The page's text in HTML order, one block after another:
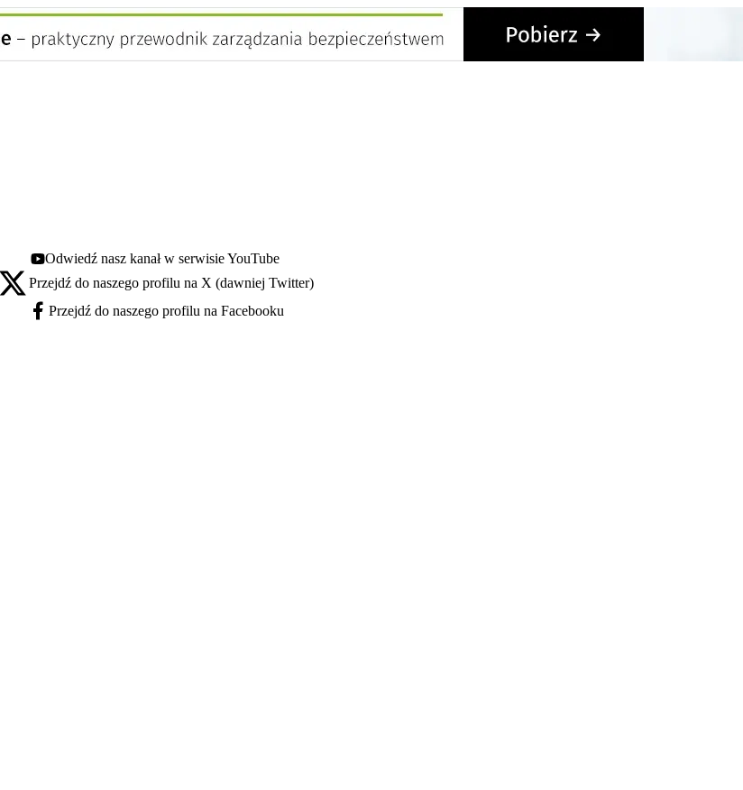
Youtube - otwiera się w nowej karcie
Odwiedź nasz kanał w serwisie YouTube
X - otwiera się w nowej karcie
Przejdź do naszego profilu na X (dawniej Twitter)
Facebook - otwiera się w nowej karcie
Przejdź do naszego profilu na Facebooku